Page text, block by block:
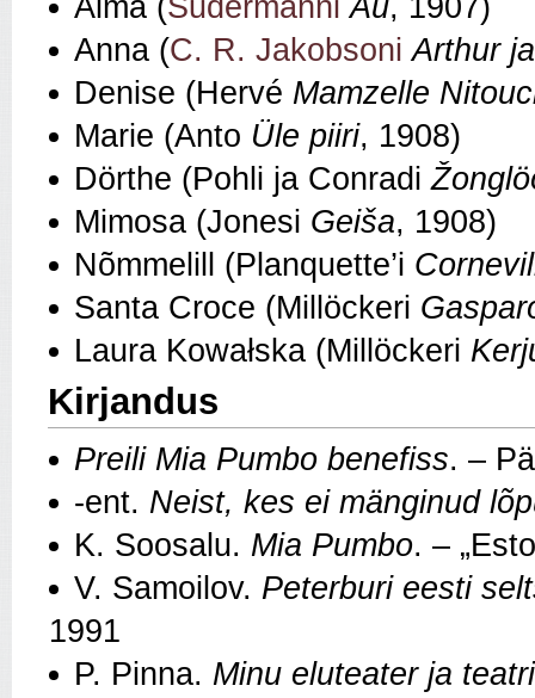
Alma (Sudermanni Au, 1907)
Anna (C. R. Jakobsoni Arthur
Denise (Hervé Mamzelle
Marie (Anto Üle piiri, 1908)
Dörthe (Pohli ja Conradi
Mimosa (Jonesi Geiša, 1908)
Nõmmelill (Planquette’i
Santa Croce (Millöckeri
Laura Kowałska (Millöckeri
Kirjandus
Preili Mia Pumbo benefiss. –
-ent. Neist, kes ei mänginud
K. Soosalu. Mia Pumbo. –
V. Samoilov. Peterburi eesti
1991
P. Pinna. Minu eluteater ja